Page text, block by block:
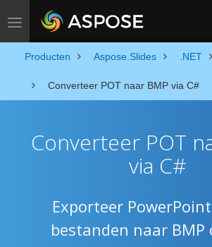
Toggle navigation
Producten Aspose.Slides .NET
Converteer POT naar BMP via C#
Converteer POT
via C#
Exporteer
bestanden naar BMP